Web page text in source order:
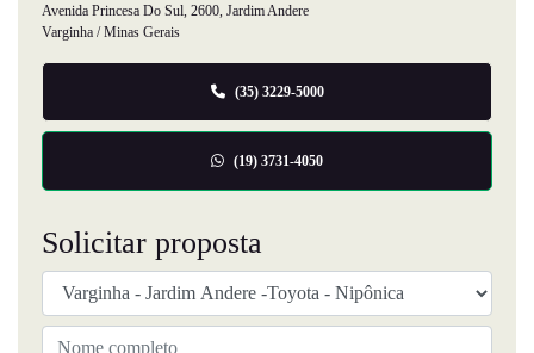
Avenida Princesa Do Sul, 2600, Jardim Andere
Varginha / Minas Gerais
(35) 3229-5000
(19) 3731-4050
Solicitar proposta